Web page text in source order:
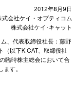
2012年8月9日
式会社ケイ・オプティコム
株式会社ケイ･キャット
、代表取締役社長：藤野
（以下K-CAT、取締役社
臨時株主総会において合
す。